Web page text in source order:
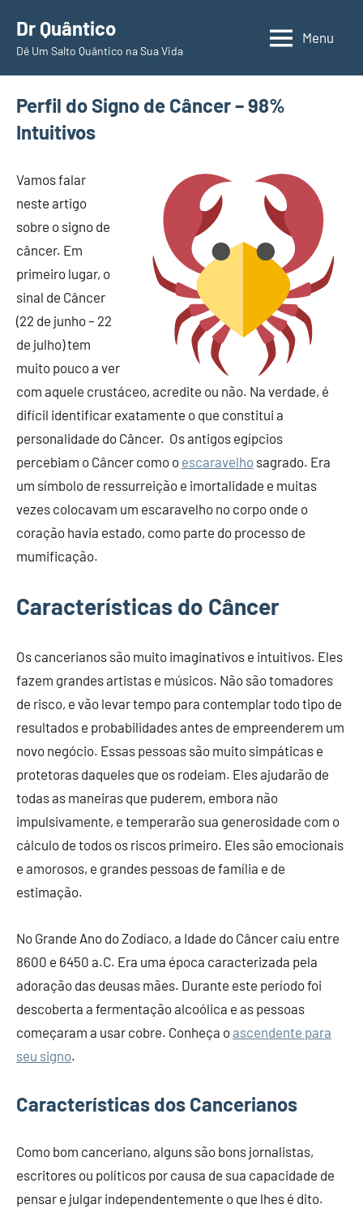
para
conteúdo
Dr Quântico
Dê Um Salto Quântico na Sua Vida
Menu
Perfil do Signo de Câncer – 98%
Intuitivos
Vamos falar
neste artigo
sobre o signo de
câncer. Em
primeiro lugar, o
sinal de Câncer
(22 de junho – 22
de julho) tem
muito pouco a ver
com aquele crustáceo, acredite ou não. Na verdade, é
difícil identificar exatamente o que constitui a
personalidade do Câncer. Os antigos egípcios
percebiam o Câncer como o escaravelho sagrado. Era
um símbolo de ressurreição e imortalidade e muitas
vezes colocavam um escaravelho no corpo onde o
coração havia estado, como parte do processo de
mumificação.
Características do Câncer
Os cancerianos são muito imaginativos e intuitivos. Eles
fazem grandes artistas e músicos. Não são tomadores
de risco, e vão levar tempo para contemplar todo tipo de
resultados e probabilidades antes de empreenderem um
novo negócio. Essas pessoas são muito simpáticas e
protetoras daqueles que os rodeiam. Eles ajudarão de
todas as maneiras que puderem, embora não
impulsivamente, e temperarão sua generosidade com o
cálculo de todos os riscos primeiro. Eles são emocionais
e amorosos, e grandes pessoas de família e de
estimação.
No Grande Ano do Zodíaco, a Idade do Câncer caiu entre
8600 e 6450 a.C. Era uma época caracterizada pela
adoração das deusas mães. Durante este período foi
descoberta a fermentação alcoólica e as pessoas
começaram a usar cobre. Conheça oascendente para
seu signo.
Características dos Cancerianos
Como bom canceriano, alguns são bons jornalistas,
escritores ou políticos por causa de sua capacidade de
pensar e julgar independentemente o que lhes é dito.